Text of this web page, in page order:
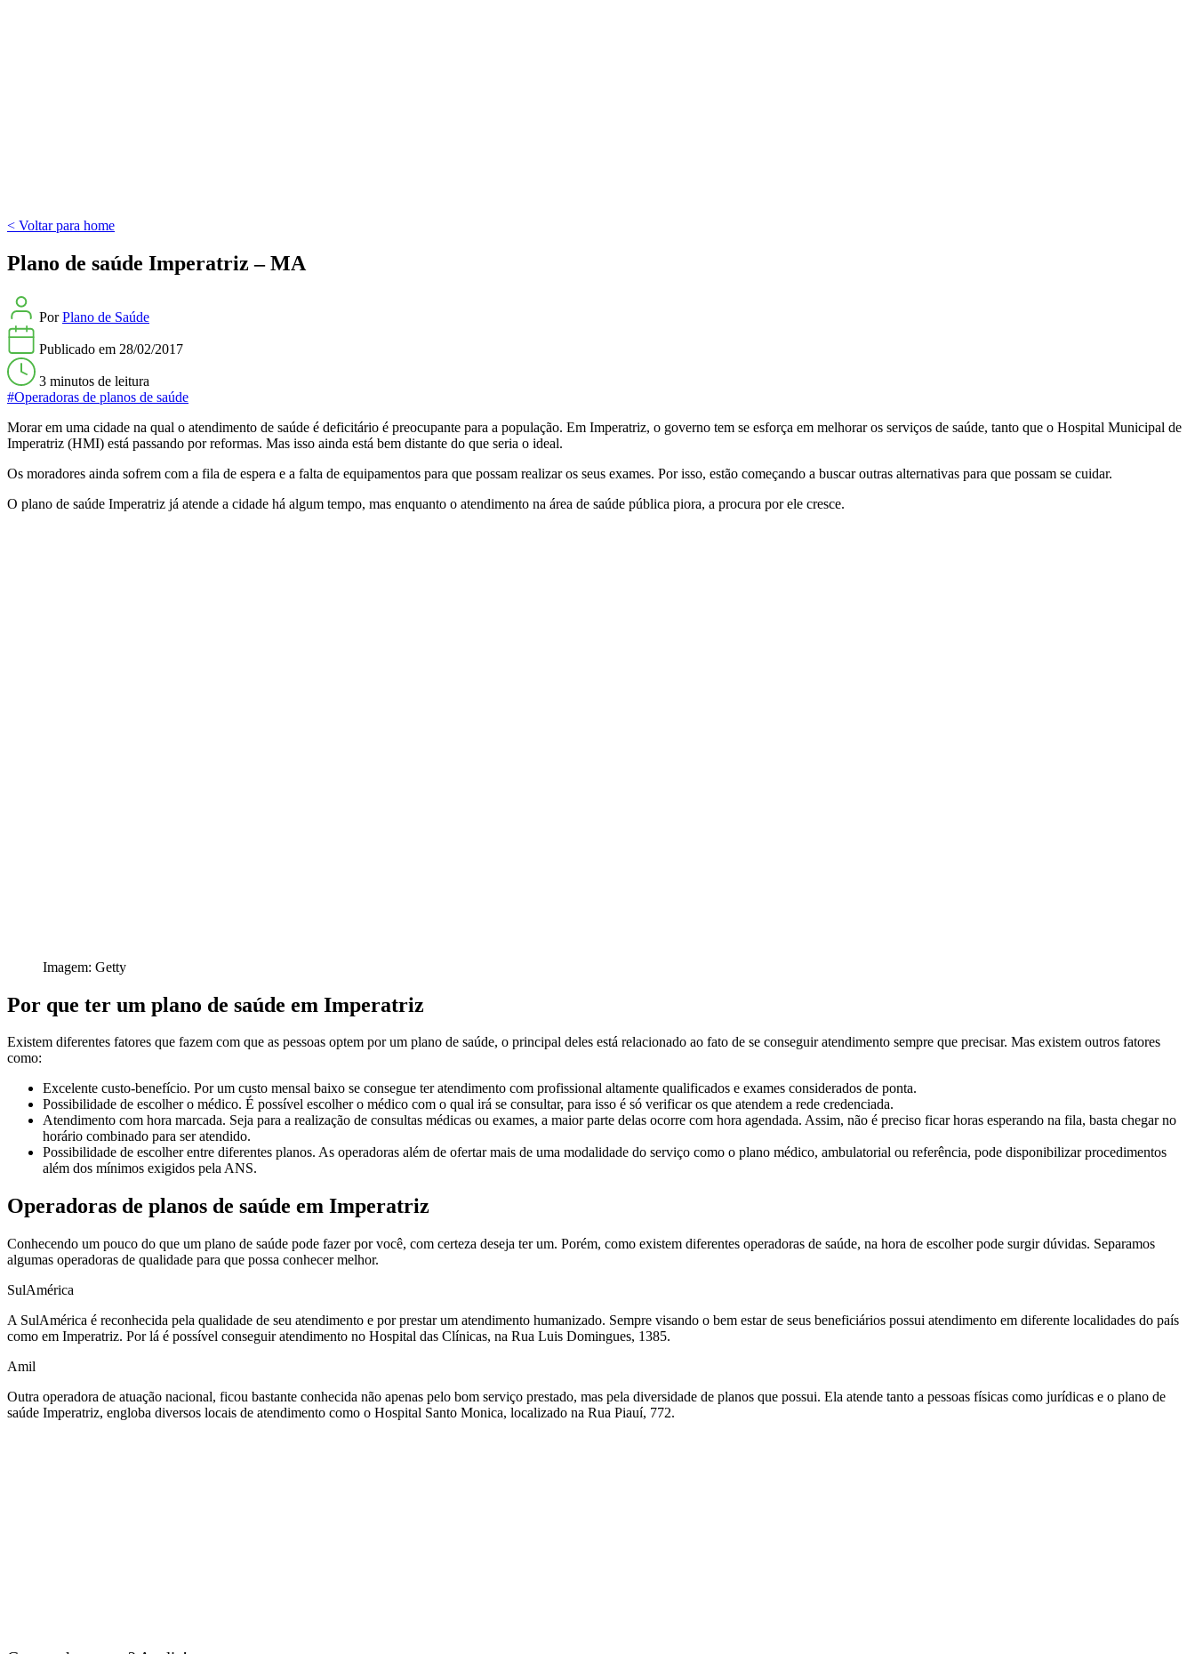
< Voltar para home
Plano de saúde Imperatriz – MA
PorPlano de Saúde
Publicado em 28/02/2017
3 minutos de leitura
#Operadoras de planos de saúde
Morar em uma cidade na qual o atendimento de saúde é deficitário é preocupante para a população. Em Imperatriz, o governo tem se esforça em melhorar os serviços de saúde, tanto que o Hospital Municipal de
Imperatriz (HMI) está passando por reformas. Mas isso ainda está bem distante do que seria o ideal.
Os moradores ainda sofrem com a fila de espera e a falta de equipamentos para que possam realizar os seus exames. Por isso, estão começando a buscar outras alternativas para que possam se cuidar.
O plano de saúde Imperatriz já atende a cidade há algum tempo, mas enquanto o atendimento na área de saúde pública piora, a procura por ele cresce.
Imagem: Getty
Por que ter um plano de saúde em Imperatriz
Existem diferentes fatores que fazem com que as pessoas optem por um plano de saúde, o principal deles está relacionado ao fato de se conseguir atendimento sempre que precisar. Mas existem outros fatores
como:
Excelente custo-benefício. Por um custo mensal baixo se consegue ter atendimento com profissional altamente qualificados e exames considerados de ponta.
Possibilidade de escolher o médico. É possível escolher o médico com o qual irá se consultar, para isso é só verificar os que atendem a rede credenciada.
Atendimento com hora marcada. Seja para a realização de consultas médicas ou exames, a maior parte delas ocorre com hora agendada. Assim, não é preciso ficar horas esperando na fila, basta chegar no
horário combinado para ser atendido.
Possibilidade de escolher entre diferentes planos. As operadoras além de ofertar mais de uma modalidade do serviço como o plano médico, ambulatorial ou referência, pode disponibilizar procedimentos
além dos mínimos exigidos pela ANS.
Operadoras de planos de saúde em Imperatriz
Conhecendo um pouco do que um plano de saúde pode fazer por você, com certeza deseja ter um. Porém, como existem diferentes operadoras de saúde, na hora de escolher pode surgir dúvidas. Separamos
algumas operadoras de qualidade para que possa conhecer melhor.
SulAmérica
A SulAmérica é reconhecida pela qualidade de seu atendimento e por prestar um atendimento humanizado. Sempre visando o bem estar de seus beneficiários possui atendimento em diferente localidades do país
como em Imperatriz. Por lá é possível conseguir atendimento no Hospital das Clínicas, na Rua Luis Domingues, 1385.
Amil
Outra operadora de atuação nacional, ficou bastante conhecida não apenas pelo bom serviço prestado, mas pela diversidade de planos que possui. Ela atende tanto a pessoas físicas como jurídicas e o plano de
saúde Imperatriz, engloba diversos locais de atendimento como o Hospital Santo Monica, localizado na Rua Piauí, 772.